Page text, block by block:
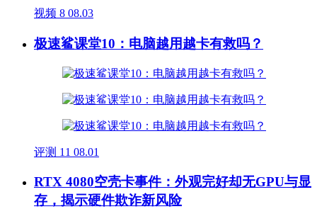
视频 8 08.03
极速鲨课堂10：电脑越用越卡有救吗？
评测 11 08.01
RTX 4080空壳卡事件：外观完好却无GPU与显
存，揭示硬件欺诈新风险